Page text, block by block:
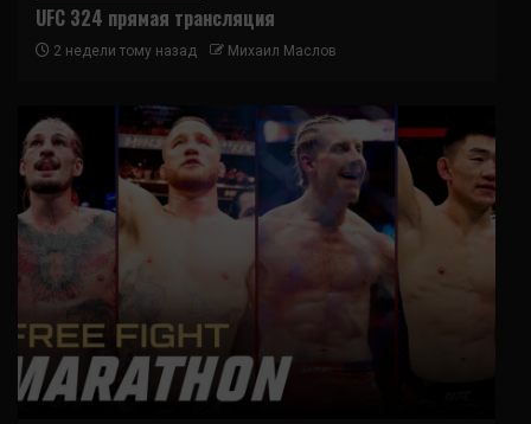
UFC 324 прямая трансляция
2 недели тому назад Михаил Маслов